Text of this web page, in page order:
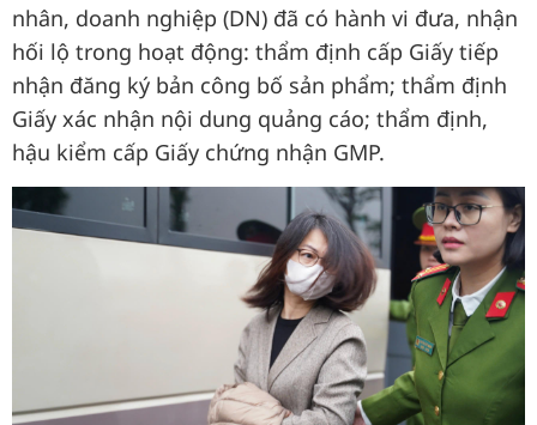
nhân, doanh nghiệp (DN) đã có hành vi đưa, nhận
hối lộ trong hoạt động: thẩm định cấp Giấy tiếp
nhận đăng ký bản công bố sản phẩm; thẩm định
Giấy xác nhận nội dung quảng cáo; thẩm định,
hậu kiểm cấp Giấy chứng nhận GMP.